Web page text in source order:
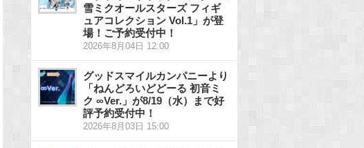
雪ミクオールスターズ フィギ
ュアコレクション Vol.1」が登
場！ご予約受付中！
2026年8月04日 12:00
グッドスマイルカンパニーより
「ねんどろいどどーる 初音ミ
ク ∞Ver.」が8/19（水）まで好
評予約受付中！
2026年8月03日 15:00